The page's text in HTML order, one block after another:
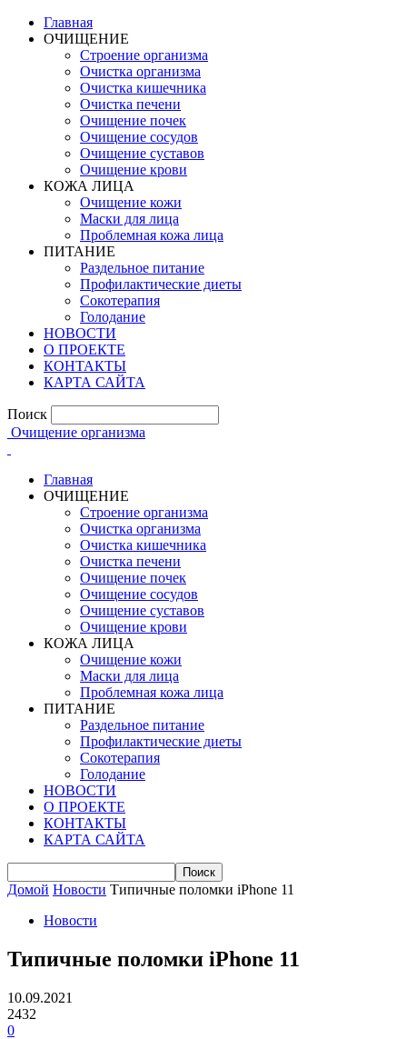
Главная
ОЧИЩЕНИЕ
Строение организма
Очистка организма
Очистка кишечника
Очистка печени
Очищение почек
Очищение сосудов
Очищение суставов
Очищение крови
КОЖА ЛИЦА
Очищение кожи
Маски для лица
Проблемная кожа лица
ПИТАНИЕ
Раздельное питание
Профилактические диеты
Сокотерапия
Голодание
НОВОСТИ
О ПРОЕКТЕ
КОНТАКТЫ
КАРТА САЙТА
Поиск
Очищение организма
Главная
ОЧИЩЕНИЕ
Строение организма
Очистка организма
Очистка кишечника
Очистка печени
Очищение почек
Очищение сосудов
Очищение суставов
Очищение крови
КОЖА ЛИЦА
Очищение кожи
Маски для лица
Проблемная кожа лица
ПИТАНИЕ
Раздельное питание
Профилактические диеты
Сокотерапия
Голодание
НОВОСТИ
О ПРОЕКТЕ
КОНТАКТЫ
КАРТА САЙТА
Домой Новости Типичные поломки iPhone 11
Новости
Типичные поломки iPhone 11
10.09.2021
2432
0